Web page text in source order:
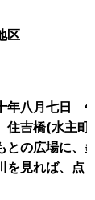
区
年八月七日
吉橋(水主町
の広場に、
を見れば、点